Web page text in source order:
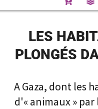
LES
PLONGÉS
A Gaza, dont les
d'« animaux »